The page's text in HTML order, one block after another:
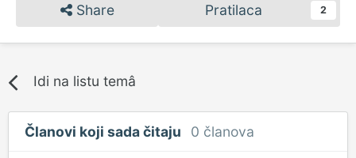
Share Pratilaca 2
Idi na listu temâ
Članovi koji sada čitaju 0 članova